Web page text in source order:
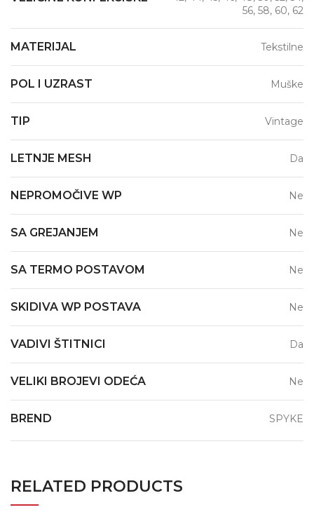
56, 58, 60, 62
MATERIJAL Tekstilne
POL I UZRAST Muške
TIP Vintage
LETNJE MESH Da
NEPROMOČIVE WP Ne
SA GREJANJEM Ne
SA TERMO POSTAVOM Ne
SKIDIVA WP POSTAVA Ne
VADIVI ŠTITNICI Da
VELIKI BROJEVI ODEĆA Ne
BREND SPYKE
RELATED PRODUCTS